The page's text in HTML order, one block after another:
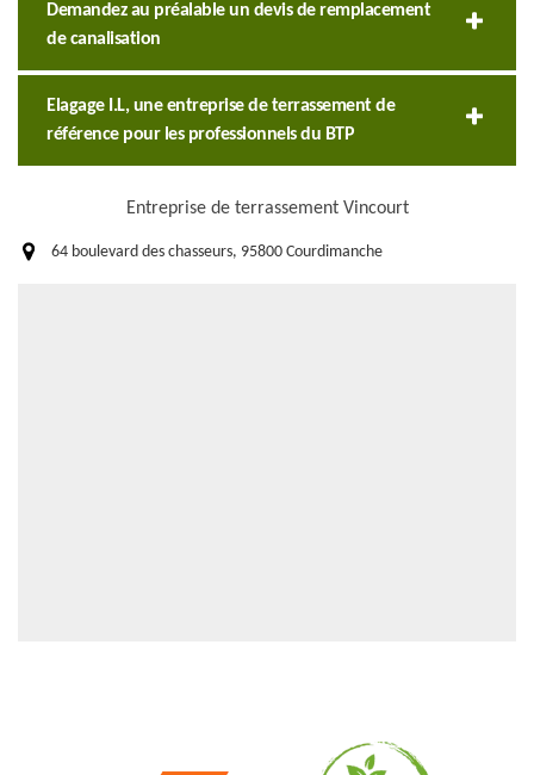
Demandez au préalable un devis de remplacement
de canalisation
Elagage I.L, une entreprise de terrassement de
référence pour les professionnels du BTP
Entreprise de terrassement Vincourt
64 boulevard des chasseurs, 95800 Courdimanche